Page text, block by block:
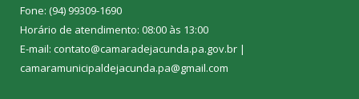
Fone: (94) 99309-1690
Horário de atendimento: 08:00 às 13:00
E-mail: contato@camaradejacunda.pa.gov.br |
camaramunicipaldejacunda.pa@gmail.com